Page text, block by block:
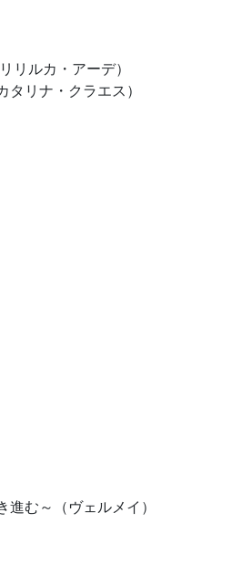
リルカ・アーデ）
リナ・クラエス）
進む～（ヴェルメイ）